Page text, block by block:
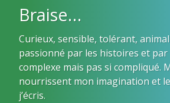
Braise…
Curieux, sensible, tolérant,
passionné par les histoires et
complexe mais pas si compliqué.
nourrissent mon imagination et
j’écris.